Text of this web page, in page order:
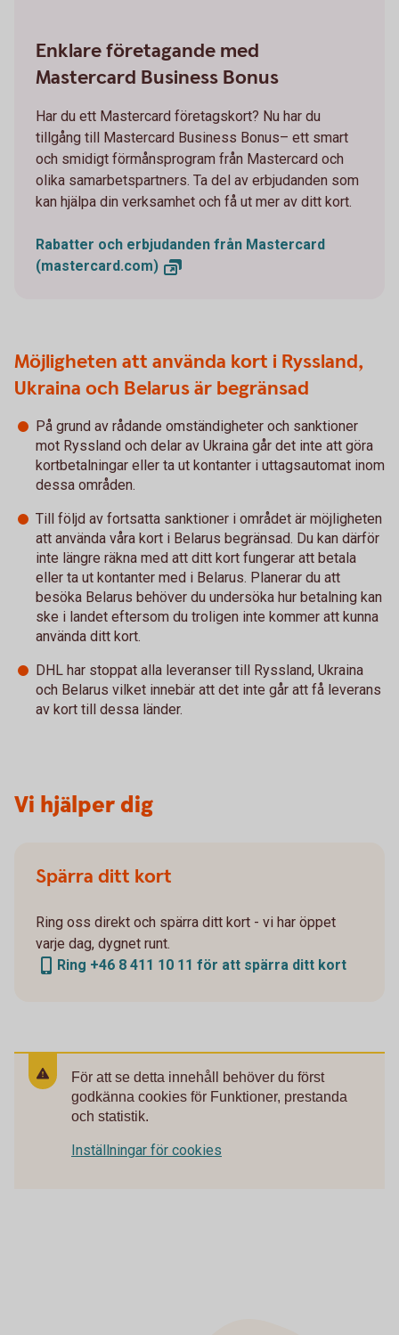
Enklare företagande med
Mastercard Business Bonus
Har du ett Mastercard företagskort? Nu har du
tillgång till Mastercard Business Bonus– ett smart
och smidigt förmånsprogram från Mastercard och
olika samarbetspartners. Ta del av erbjudanden som
kan hjälpa din verksamhet och få ut mer av ditt kort.
Rabatter och erbjudanden från Mastercard
(mastercard.com)
Möjligheten att använda kort i Ryssland,
Ukraina och Belarus är begränsad
På grund av rådande omständigheter och sanktioner
mot Ryssland och delar av Ukraina går det inte att göra
kortbetalningar eller ta ut kontanter i uttagsautomat inom
dessa områden.
Till följd av fortsatta sanktioner i området är möjligheten
att använda våra kort i Belarus begränsad. Du kan därför
inte längre räkna med att ditt kort fungerar att betala
eller ta ut kontanter med i Belarus. Planerar du att
besöka Belarus behöver du undersöka hur betalning kan
ske i landet eftersom du troligen inte kommer att kunna
använda ditt kort.
DHL har stoppat alla leveranser till Ryssland, Ukraina
och Belarus vilket innebär att det inte går att få leverans
av kort till dessa länder.
Vi hjälper dig
Spärra ditt kort
Ring oss direkt och spärra ditt kort - vi har öppet
varje dag, dygnet runt.
Ring +46 8 411 10 11 för att spärra ditt kort
För att se detta innehåll behöver du först
godkänna cookies för Funktioner, prestanda
och statistik.
Inställningar för cookies